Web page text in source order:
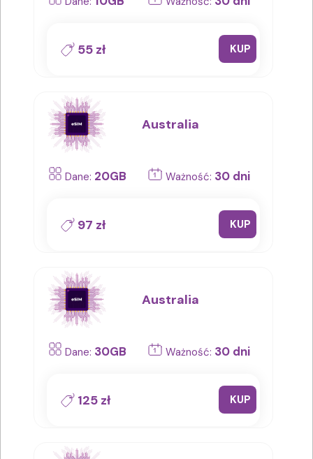
55 zł KUP
Australia
Dane: 20GB Ważność: 30 dni
97 zł KUP
Australia
Dane: 30GB Ważność: 30 dni
125 zł KUP